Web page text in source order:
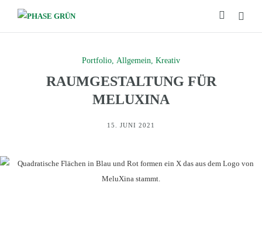
Portfolio, Allgemein, Kreativ
RAUMGESTALTUNG FÜR
MELUXINA
15. JUNI 2021